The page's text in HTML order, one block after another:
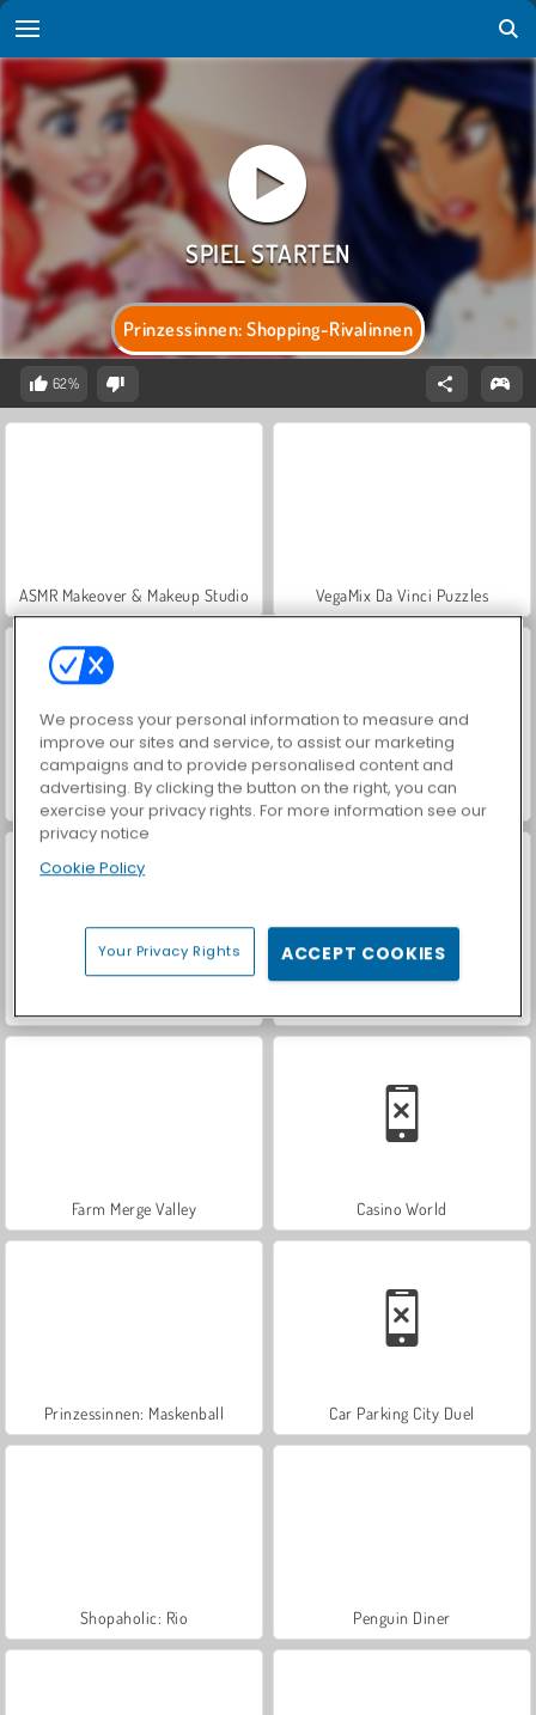
Prinzessinnen: Shopping-Rivalinnen
62%
ASMR Makeover & Makeup Studio VegaMix Da Vinci Puzzles
Royal Story Let's Fish!
Farm Merge Valley Casino World
Prinzessinnen: Maskenball Car Parking City Duel
Shopaholic: Rio Penguin Diner
We process your personal information to measure and
improve our sites and service, to assist our marketing
campaigns and to provide personalised content and
advertising. By clicking the button on the right, you can
exercise your privacy rights. For more information see our
privacy notice
Cookie Policy
Your Privacy Rights ACCEPT COOKIES